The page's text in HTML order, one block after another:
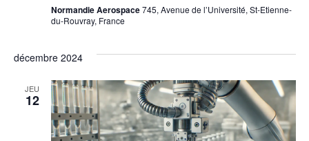
Normandie Aerospace745, Avenue de l’Université, St-Etienne-
du-Rouvray, France
décembre 2024
JEU
12